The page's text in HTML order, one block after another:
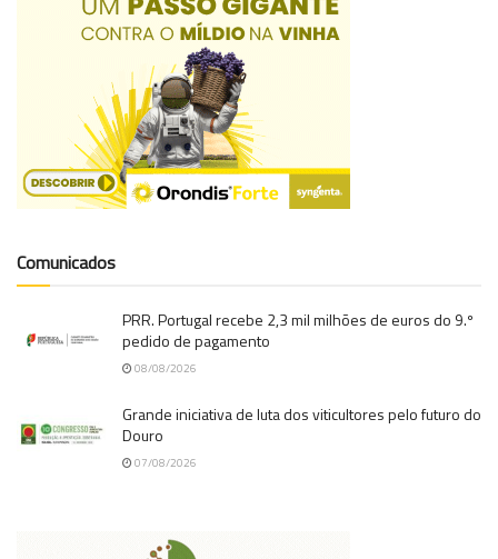
Comunicados
PRR. Portugal recebe 2,3 mil milhões de euros do 9.º
pedido de pagamento
08/08/2026
Grande iniciativa de luta dos viticultores pelo futuro do
Douro
07/08/2026